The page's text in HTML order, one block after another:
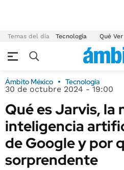
Temas del día Tecnología Qué Ver
Ámbito México Tecnología
30 de octubre 2024 - 19:00
Qué es Jarvis, la
inteligencia
de Google y por
sorprendente